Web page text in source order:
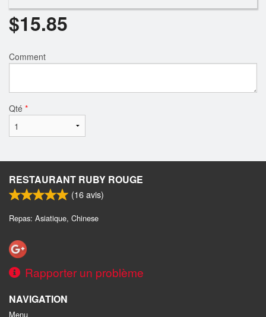
$15.85
Comment
Qté *
RESTAURANT RUBY ROUGE
(16avis)
Repas: Asiatique, Chinese
Rapporter un problème
NAVIGATION
Menu